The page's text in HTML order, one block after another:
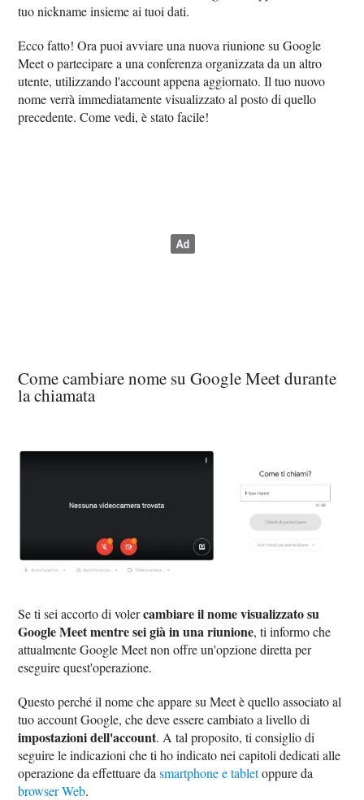
tuo nickname insieme ai tuoi dati.
Ecco fatto! Ora puoi avviare una nuova riunione su Google
Meet o partecipare a una conferenza organizzata da un altro
utente, utilizzando l'account appena aggiornato. Il tuo nuovo
nome verrà immediatamente visualizzato al posto di quello
precedente. Come vedi, è stato facile!
Come cambiare nome su Google Meet durante
la chiamata
Se ti sei accorto di volercambiare il nome visualizzato su
Google Meet mentre sei già in una riunione, ti informo che
attualmente Google Meet non offre un'opzione diretta per
eseguire quest'operazione.
Questo perché il nome che appare su Meet è quello associato al
tuo account Google, che deve essere cambiato a livello di
impostazioni dell'account. A tal proposito, ti consiglio di
seguire le indicazioni che ti ho indicato nei capitoli dedicati alle
operazione da effettuare dasmartphone e tabletoppure da
browser Web.